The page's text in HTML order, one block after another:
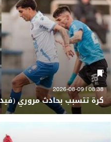
08:38 | 2026-08-09
كرة تتسبب بحادث مروري